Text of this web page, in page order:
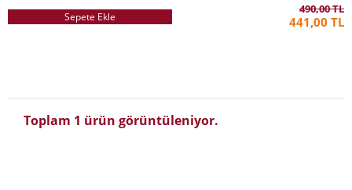
Sepete Ekle
490,00 TL
441,00 TL
Toplam 1 ürün görüntüleniyor.